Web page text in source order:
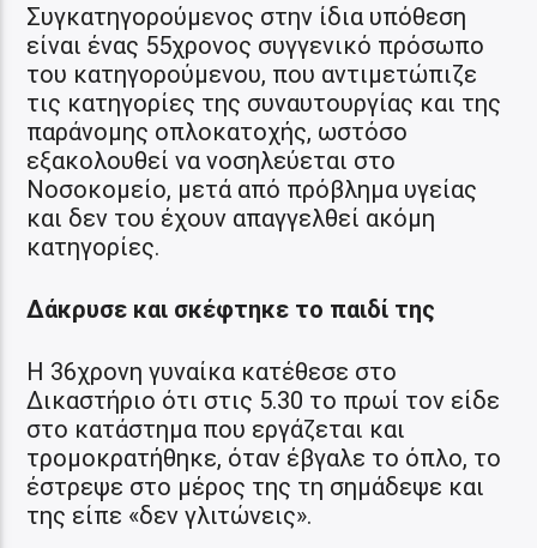
Συγκατηγορούμενος στην ίδια υπόθεση
είναι ένας 55χρονος συγγενικό πρόσωπο
του κατηγορούμενου, που αντιμετώπιζε
τις κατηγορίες της συναυτουργίας και της
παράνομης οπλοκατοχής, ωστόσο
εξακολουθεί να νοσηλεύεται στο
Νοσοκομείο, μετά από πρόβλημα υγείας
και δεν του έχουν απαγγελθεί ακόμη
κατηγορίες.
Δάκρυσε και σκέφτηκε το παιδί της
Η 36χρονη γυναίκα κατέθεσε στο
Δικαστήριο ότι στις 5.30 το πρωί τον είδε
στο κατάστημα που εργάζεται και
τρομοκρατήθηκε, όταν έβγαλε το όπλο, το
έστρεψε στο μέρος της τη σημάδεψε και
της είπε «δεν γλιτώνεις».